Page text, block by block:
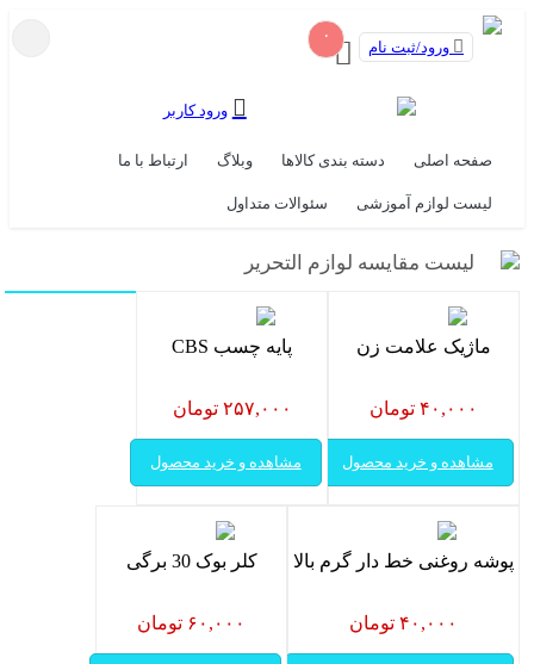
۰
ورود/ثبت نام
ورود کاربر
صفحه اصلی دسته بندی کالاها وبلاگ ارتباط با ما
لیست لوازم آموزشی سئوالات متداول
لیست مقایسه لوازم التحریر
ماژیک علامت زن
۴۰,۰۰۰ تومان
مشاهده و خرید محصول
پایه چسب CBS
۲۵۷,۰۰۰ تومان
مشاهده و خرید محصول
پوشه روغنی خط دار گرم بالا
۴۰,۰۰۰ تومان
کلر بوک 30 برگی
۶۰,۰۰۰ تومان